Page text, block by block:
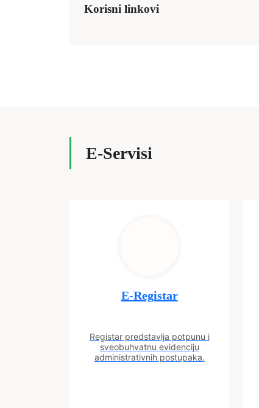
Korisni linkovi
E-Servisi
E-Registar
Registar predstavlja potpunu i
sveobuhvatnu evidenciju
administrativnih postupaka.